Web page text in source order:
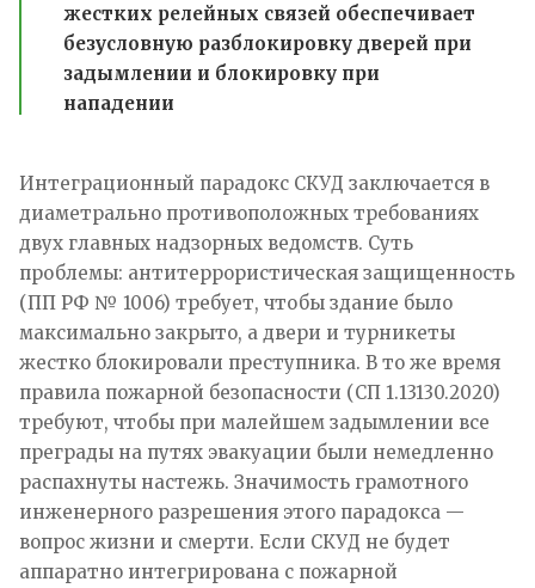
жестких релейных связей обеспечивает
безусловную разблокировку дверей при
задымлении и блокировку при
нападении
Интеграционный парадокс СКУД заключается в
диаметрально противоположных требованиях
двух главных надзорных ведомств. Суть
проблемы: антитеррористическая защищенность
(ПП РФ № 1006) требует, чтобы здание было
максимально закрыто, а двери и турникеты
жестко блокировали преступника. В то же время
правила пожарной безопасности (СП 1.13130.2020)
требуют, чтобы при малейшем задымлении все
преграды на путях эвакуации были немедленно
распахнуты настежь. Значимость грамотного
инженерного разрешения этого парадокса —
вопрос жизни и смерти. Если СКУД не будет
аппаратно интегрирована с пожарной